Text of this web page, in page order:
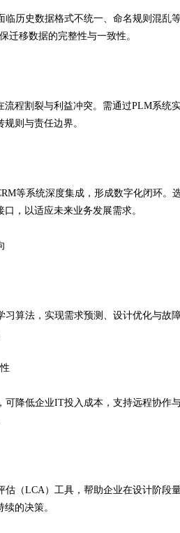
临历史数据格式不统一、命名规则混乱
迁移数据的完整性与一致性。
程割裂与利益冲突。需通过PLM系统
则与责任边界。
等系统深度集成，形成数字化闭环
，以适应未来业务发展需求。
习算法，实现需求预测、设计优化与
可降低企业IT投入成本，支持远程协
估（LCA）工具，帮助企业在设计阶段
的决策。